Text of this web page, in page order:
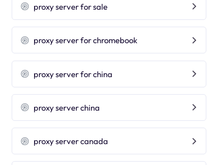
proxy server for sale
proxy server for chromebook
proxy server for china
proxy server china
proxy server canada